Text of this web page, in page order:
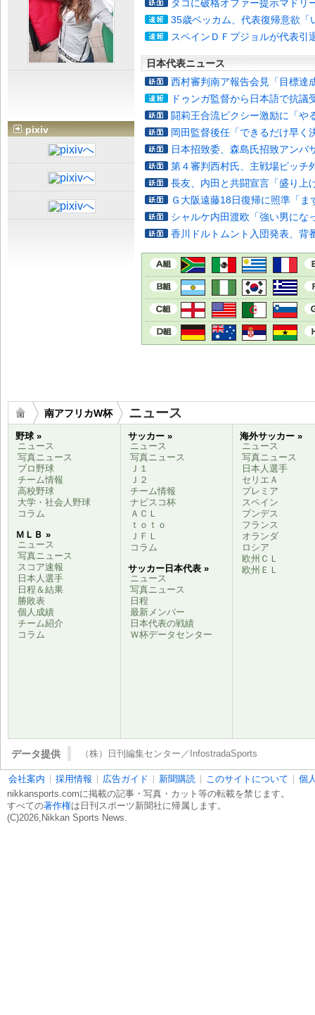
タコに破格オファー提示マドリ
35歳ベッカム、代表復帰意欲「
スペインＤＦプジョルが代表引
日本代表ニュース
西村審判南ア報告会見「目標達
ドゥンガ監督から日本語で抗議
闘莉王合流ピクシー激励に「や
岡田監督後任「できるだけ早く
日本招致委、森島氏招致アンバ
第４審判西村氏、主戦場ピッチ
長友、内田と共闘宣言「盛り上
Ｇ大阪遠藤18日復帰に照準「ま
シャルケ内田渡欧「強い男にな
香川ドルトムント入団発表、背
pixiv
南アフリカW杯 ニュース
野球 »
ニュース
写真ニュース
プロ野球
チーム情報
高校野球
大学・社会人野球
コラム
ＭＬＢ »
ニュース
写真ニュース
スコア速報
日本人選手
日程＆結果
勝敗表
個人成績
チーム紹介
コラム
サッカー »
ニュース
写真ニュース
Ｊ１
Ｊ２
チーム情報
ナビスコ杯
ＡＣＬ
ｔｏｔｏ
ＪＦＬ
コラム
サッカー日本代表 »
ニュース
写真ニュース
日程
最新メンバー
日本代表の戦績
Ｗ杯データセンター
海外サッカー »
ニュース
写真ニュース
日本人選手
セリエＡ
プレミア
スペイン
ブンデス
フランス
オランダ
ロシア
欧州ＣＬ
欧州ＥＬ
データ提供 （株）日刊編集センター／InfostradaSports
会社案内 採用情報 広告ガイド 新聞購読 このサイトについて
個
nikkansports.comに掲載の記事・写真・カット等の転載を禁じます。
すべての著作権は日刊スポーツ新聞社に帰属します。
(C)2026,Nikkan Sports News.